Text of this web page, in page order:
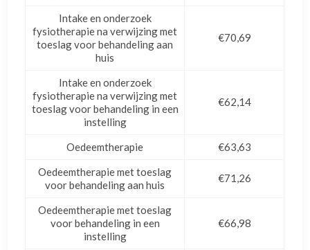
Intake en onderzoek
fysiotherapie na verwijzing met
toeslag voor behandeling aan
huis
€70,69
Intake en onderzoek
fysiotherapie na verwijzing met
toeslag voor behandeling in een
instelling
€62,14
Oedeemtherapie
€63,63
Oedeemtherapie met toeslag
voor behandeling aan huis
€71,26
Oedeemtherapie met toeslag
voor behandeling in een
instelling
€66,98